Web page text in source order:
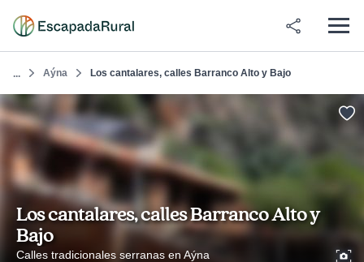
... Aýna Los cantalares, calles Barranco Alto y Bajo
Los cantalares, calles Barranco Alto y
Bajo
Calles tradicionales serranas en Aýna